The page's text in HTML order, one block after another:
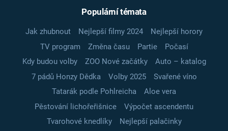
Populární témata
Jak zhubnout Nejlepší filmy 2024
Nejlepší horory
TV program
Změna času Partie
Počasí
Kdy budou volby
ZOO Nové začátky
Auto – katalog
7 pádů Honzy Dědka
Volby 2025
Svařené víno
Tatarák podle Pohlreicha
Aloe vera
Pěstování lichořeřišnice
Výpočet ascendentu
Tvarohové knedlíky
Nejlepší palačinky